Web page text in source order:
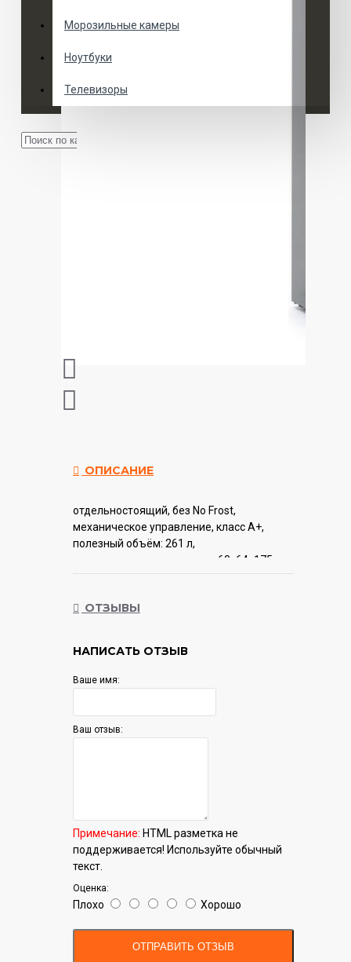
Морозильные камеры
Ноутбуки
Телевизоры
ОПИСАНИЕ
отдельностоящий, без No Frost,
механическое управление, класс A+,
полезный объём: 261 л,
перенавешиваемые двери, 60x64x175 см,
Гарантия:12 мес.
ОТЗЫВЫ
НАПИСАТЬ ОТЗЫВ
Ваше имя:
Ваш отзыв:
Примечание: HTML разметка не
поддерживается! Используйте обычный
текст.
Оценка:
Плохо Хорошо
ОТПРАВИТЬ ОТЗЫВ